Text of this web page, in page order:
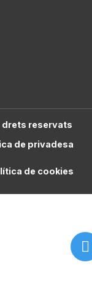
drets reservats
de privadesa
de cookies